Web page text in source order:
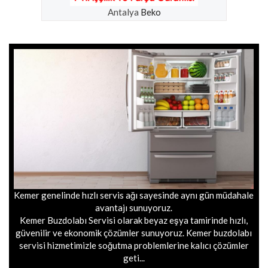
Antalya Beko
Kemer genelinde hızlı servis ağı sayesinde aynı gün müdahale
avantajı sunuyoruz.
Kemer Buzdolabı Servisi olarak beyaz eşya tamirinde hızlı,
güvenilir ve ekonomik çözümler sunuyoruz. Kemer buzdolabı
servisi hizmetimizle soğutma problemlerine kalıcı çözümler
geti...